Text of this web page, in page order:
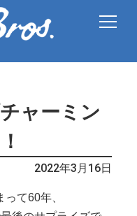
ャーミン
2022年3月16日
て60年、